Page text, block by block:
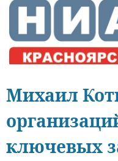
Михаил
ключевых